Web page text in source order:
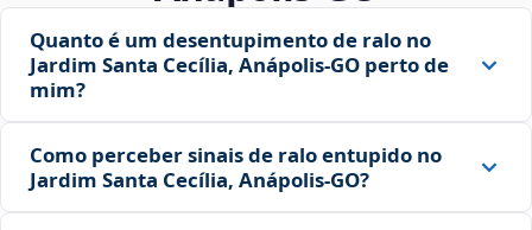
Quanto é um desentupimento de ralo no
Jardim Santa Cecília, Anápolis‑GO perto de
mim?
Como perceber sinais de ralo entupido no
Jardim Santa Cecília, Anápolis‑GO?